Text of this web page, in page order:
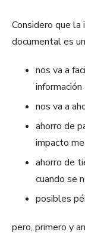
Considero que
documental es
nos va a
nos va a
ahorro de
impacto
ahorro de
cuando se
posibles
pero, primero y